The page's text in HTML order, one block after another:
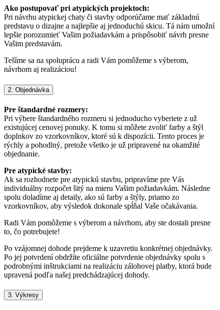
Ako postupovať pri atypických projektoch:
Pri návrhu atypickej chaty či stavby odporúčame mať základnú
predstavu o dizajne a najlepšie aj jednoduchú skicu. Tá nám umožní
lepšie porozumieť Vašim požiadavkám a prispôsobiť návrh presne
Vašim predstavám.
Tešíme sa na spoluprácu a radi Vám pomôžeme s výberom,
návrhom aj realizáciou!
2. Objednávka
Pre štandardné rozmery:
Pri výbere štandardného rozmeru si jednoducho vyberiete z už
existujúcej cenovej ponuky. K tomu si môžete zvoliť farby a štýl
doplnkov zo vzorkovníkov, ktoré sú k dispozícii. Tento proces je
rýchly a pohodlný, pretože všetko je už pripravené na okamžité
objednanie.
Pre atypické stavby:
Ak sa rozhodnete pre atypickú stavbu, pripravíme pre Vás
individuálny rozpočet šitý na mieru Vašim požiadavkám. Následne
spolu doladíme aj detaily, ako sú farby a štýly, priamo zo
vzorkovníkov, aby výsledok dokonale spĺňal Vaše očakávania.
Radi Vám pomôžeme s výberom a návrhom, aby ste dostali presne
to, čo potrebujete!
Po vzájomnej dohode prejdeme k uzavretiu konkrétnej objednávky.
Po jej potvrdení obdržíte oficiálne potvrdenie objednávky spolu s
podrobnými inštrukciami na realizáciu zálohovej platby, ktorá bude
upravená podľa našej predchádzajúcej dohody.
3. Výkresy